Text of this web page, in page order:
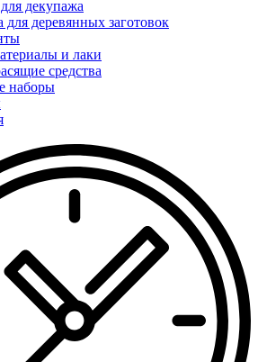
декупажа
деревянных заготовок
и лаки
средства
наборы